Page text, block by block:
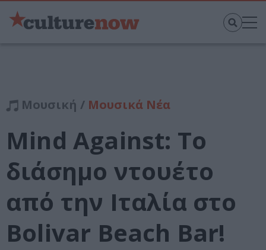
Μουσική / Μουσικά Νέα
Mind Against: Το
διάσημο ντουέτο
από την Ιταλία στο
Bolivar Beach Bar!